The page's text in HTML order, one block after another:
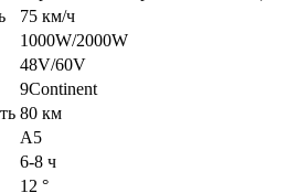
75 км/ч
1000W/2000W
48V/60V
9Continent
80 км
A5
6-8 ч
12 °